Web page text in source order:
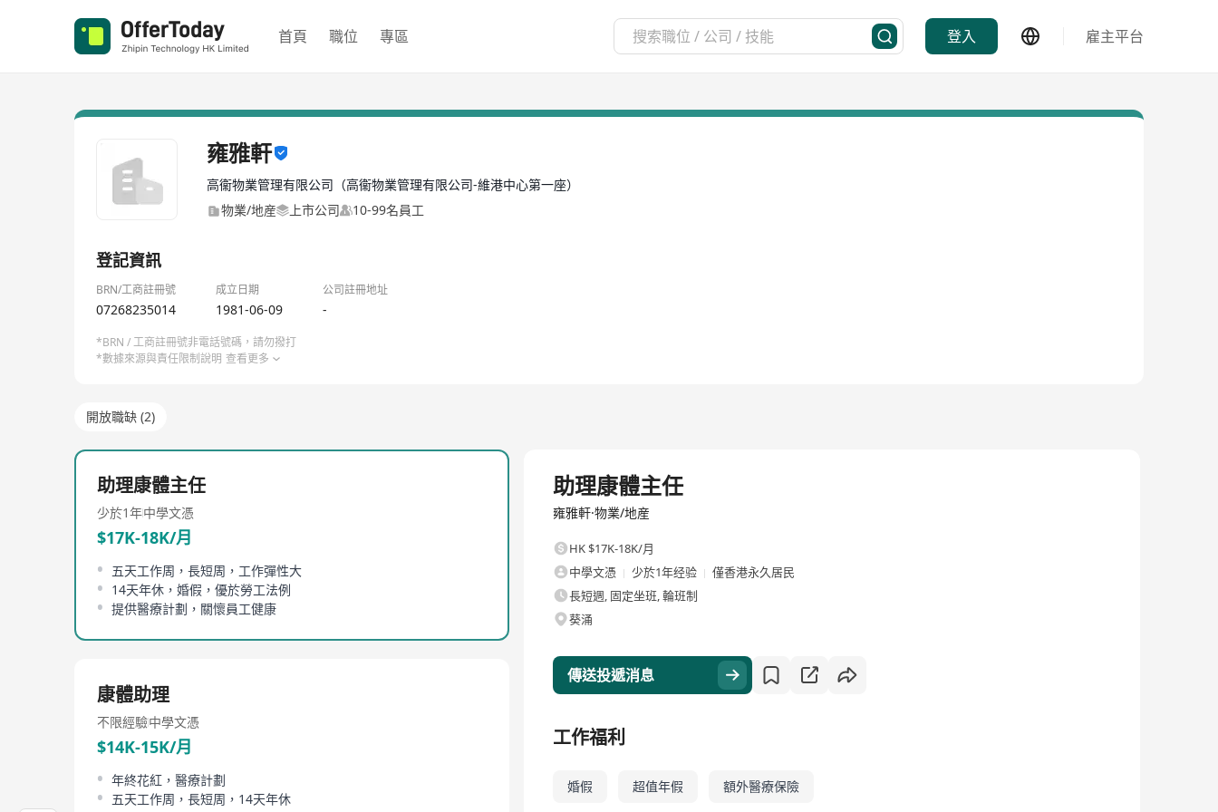
首頁 職位 專區 登入 雇主平台
雍雅軒
高衞物業管理有限公司（高衞物業管理有限公司-維港中心第一座）
物業/地産
上市公司 10-99名員工
登記資訊
BRN/工商註冊號 成立日期 公司註冊地址
07268235014 1981-06-09 -
*BRN / 工商註冊號非電話號碼，請勿撥打
*數據來源與責任限制說明 查看更多
開放職缺 (2)
助理康體主任
少於1年中學文憑
$17K-18K/月
五天工作周，長短周，工作彈性大
14天年休，婚假，優於勞工法例
提供醫療計劃，關懷員工健康
康體助理
不限經驗中學文憑
$14K-15K/月
年終花紅，醫療計劃
五天工作周，長短周，14天年休
助理康體主任
雍雅軒·物業/地産
HK $17K-18K/月
中學文憑
少於1年经验
僅香港永久居民
長短週, 固定坐班, 輪班制
葵涌
傳送投遞消息
工作福利
婚假 超值年假 額外醫療保險